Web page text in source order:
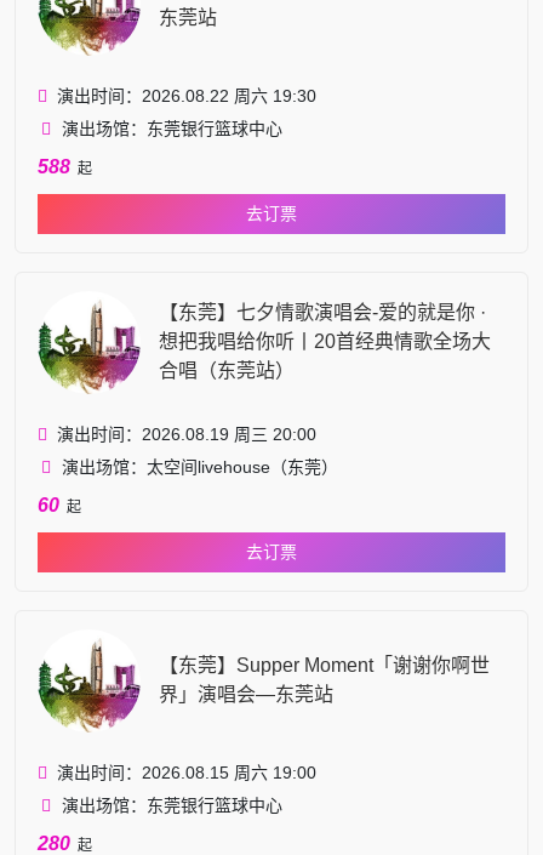
东莞站
演出时间：2026.08.22 周六 19:30
演出场馆：东莞银行篮球中心
588 起
去订票
【东莞】七夕情歌演唱会-爱的就是你 ·
想把我唱给你听丨20首经典情歌全场大
合唱（东莞站）
演出时间：2026.08.19 周三 20:00
演出场馆：太空间livehouse（东莞）
60 起
去订票
【东莞】Supper Moment「谢谢你啊世
界」演唱会—东莞站
演出时间：2026.08.15 周六 19:00
演出场馆：东莞银行篮球中心
280 起